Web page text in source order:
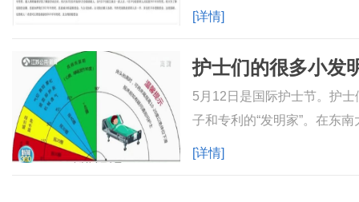
开始就没有停过。爆赚900
[详情]
护士们的很多小发
5月12日是国际护士节。护
子和专利的“发明家”。在东
少大难题。拍嗝可以帮助新
[详情]